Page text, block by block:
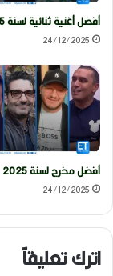
أفضل أغنية ثنائية لسنة 2025
24/12/2025
أفضل مخرج لسنة 2025
24/12/2025
اترك تعليقاً